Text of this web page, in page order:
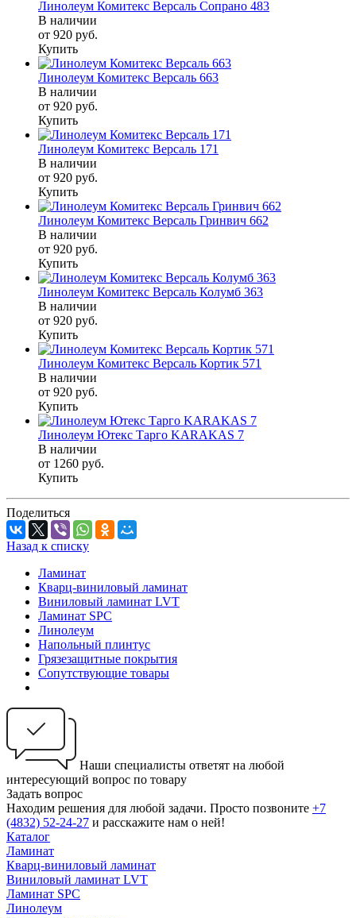
Линолеум Комитекс Версаль Сопрано 483
В наличии
от 920 руб.
Купить
Линолеум Комитекс Версаль 663
В наличии
от 920 руб.
Купить
Линолеум Комитекс Версаль 171
В наличии
от 920 руб.
Купить
Линолеум Комитекс Версаль Гринвич 662
В наличии
от 920 руб.
Купить
Линолеум Комитекс Версаль Колумб 363
В наличии
от 920 руб.
Купить
Линолеум Комитекс Версаль Кортик 571
В наличии
от 920 руб.
Купить
Линолеум Ютекс Тарго KARAKAS 7
В наличии
от 1260 руб.
Купить
Поделиться
Назад к списку
Ламинат
Кварц-виниловый ламинат
Виниловый ламинат LVT
Ламинат SPC
Линолеум
Напольный плинтус
Грязезащитные покрытия
Сопутствующие товары
Наши специалисты ответят на любой
интересующий вопрос по товару
Задать вопрос
Находим решения для любой задачи. Просто позвоните +7
(4832) 52-24-27 и расскажите нам о ней!
Каталог
Ламинат
Кварц-виниловый ламинат
Виниловый ламинат LVT
Ламинат SPC
Линолеум